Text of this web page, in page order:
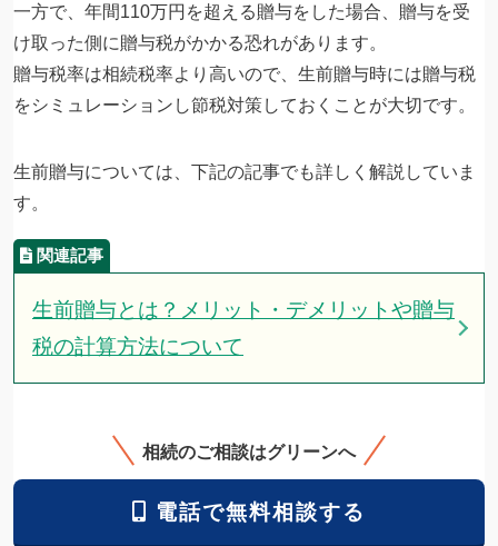
一方で、年間110万円を超える贈与をした場合、贈与を受
け取った側に贈与税がかかる恐れがあります。
贈与税率は相続税率より高いので、生前贈与時には贈与税
をシミュレーションし節税対策しておくことが大切です。
生前贈与については、下記の記事でも詳しく解説していま
す。
生前贈与とは？メリット・デメリットや贈与
税の計算方法について
相続のご相談はグリーンへ
電話で無料相談する